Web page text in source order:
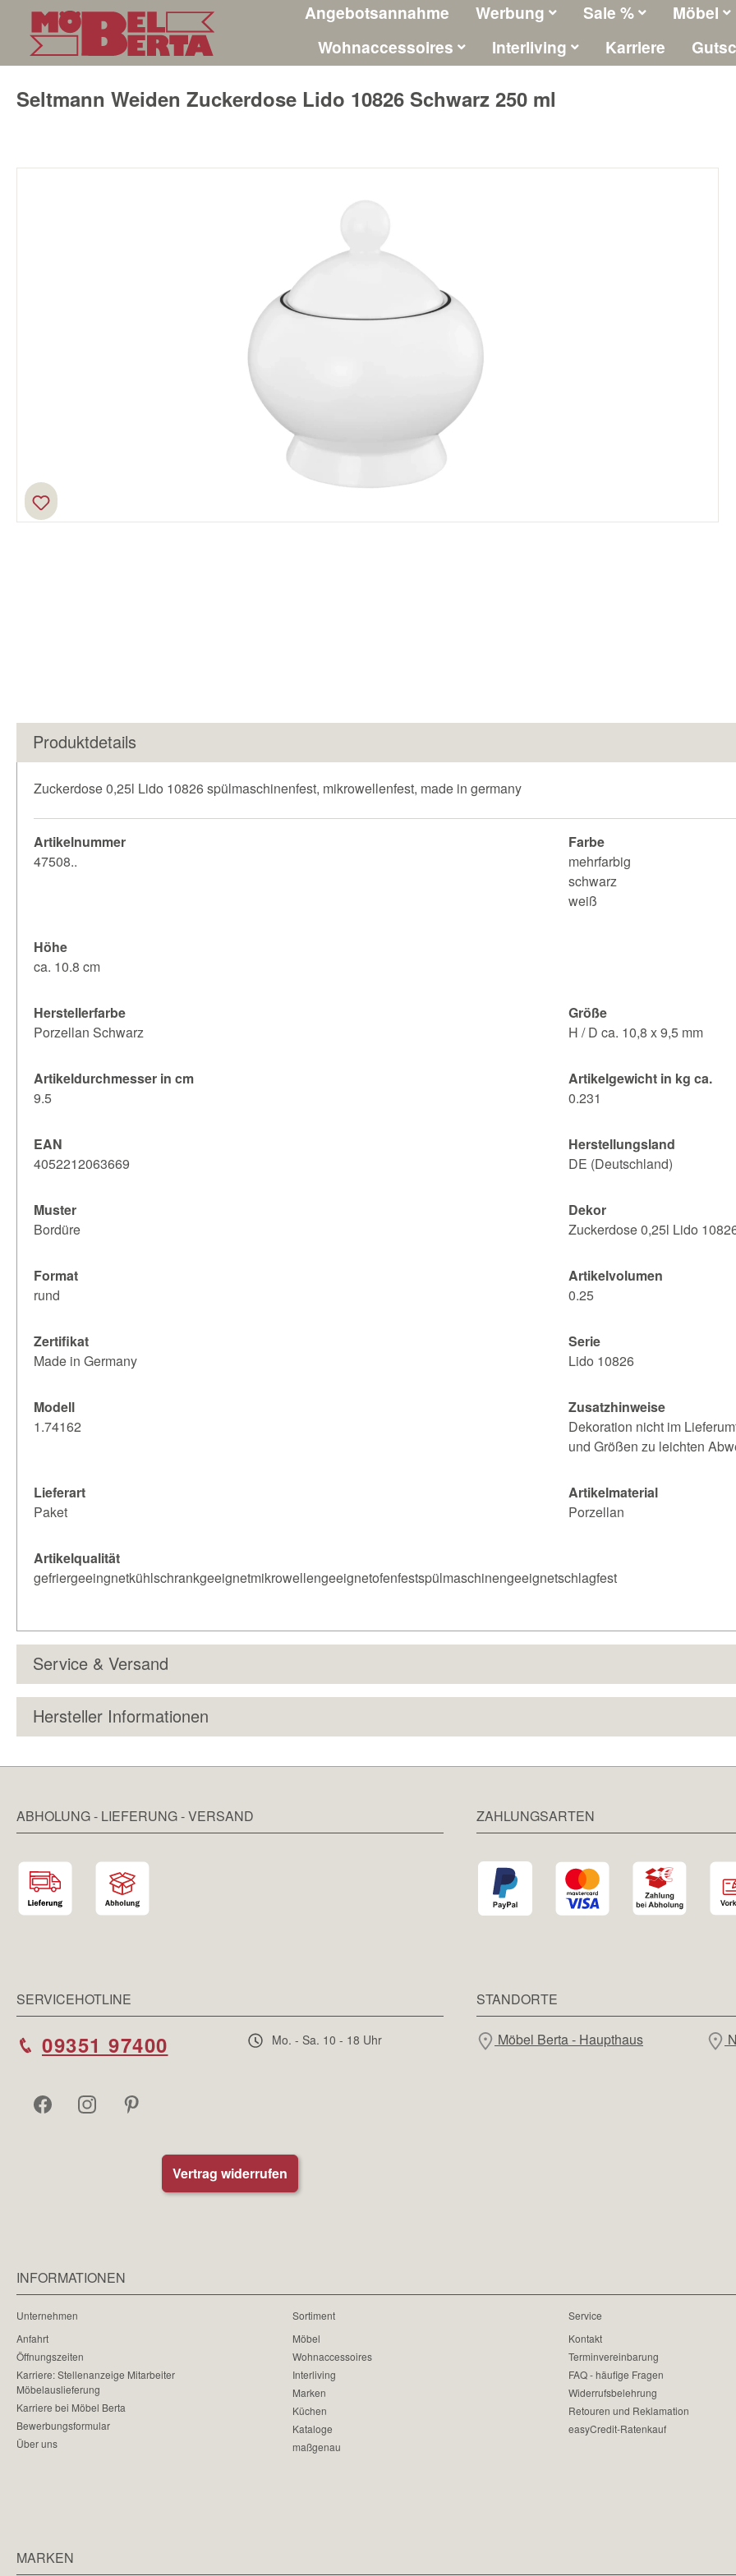
Hauptinhalt springen
Zur Suche springen
Zur Hauptnavigation springen Angebotsannahme Werbung Sale % Möbel
Wohnaccessoires
Interliving Karriere
Seltmann Weiden Zuckerdose Lido 10826 Schwarz 250 ml
Produktdetails
Zuckerdose 0,25l Lido 10826 spülmaschinenfest, mikrowellenfest, made in germany
Artikelnummer
47508..
Farbe
mehrfarbig
schwarz
weiß
Höhe
ca. 10.8 cm
Herstellerfarbe
Porzellan Schwarz
Größe
H / D ca. 10,8 x 9,5 mm
Artikeldurchmesser in cm
9.5
Artikelgewicht in kg ca.
0.231
EAN
4052212063669
Herstellungsland
DE (Deutschland)
Muster
Bordüre
Dekor
Zuckerdose 0,25l Lido
Format
rund
Artikelvolumen
0.25
Zertifikat
Made in Germany
Serie
Lido 10826
Modell
1.74162
Zusatzhinweise
Dekoration nicht im
und Größen zu leichten
Lieferart
Paket
Artikelmaterial
Porzellan
Artikelqualität
gefriergeeingnetkühlschrankgeeignetmikrowellengeeignetofenfestspülmaschinengeeignetschlagfest
Service & Versand
Hersteller Informationen
ABHOLUNG - LIEFERUNG - VERSAND ZAHLUNGSARTEN
SERVICEHOTLINE
09351 97400 Mo. - Sa. 10 - 18 Uhr
Vertrag widerrufen
STANDORTE
Möbel Berta - Haupthaus
INFORMATIONEN
Unternehmen
Anfahrt
Öffnungszeiten
Karriere: Stellenanzeige Mitarbeiter
Möbelauslieferung
Karriere bei Möbel Berta
Bewerbungsformular
Über uns
Sortiment
Möbel
Wohnaccessoires
Interliving
Marken
Küchen
Kataloge
maßgenau
Service
Kontakt
Terminvereinbarung
FAQ - häufige Fragen
Widerrufsbelehrung
Retouren und Reklamation
easyCredit-Ratenkauf
MARKEN